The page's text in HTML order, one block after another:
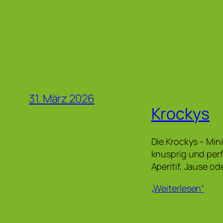
31. März 2026
Krockys
Die Krockys –
knusprig und
Aperitif, Jause
„Weiterlesen“